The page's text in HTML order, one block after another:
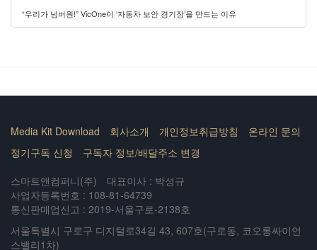
“우리가 넘버원!” VicOne이 ‘자동차 보안 경기장’을 만드는 이유
Media Kit Download 회사소개 개인정보취급방침
온라인 문의
정기구독 신청
구독자 정보/배달주소 변경
스마트앤컴퍼니(주)
대표이사 : 박성규
사업자등록번호 : 108-81-64739
통신판매업신고 : 2019-서울구로-2138호
서울특별시 구로구 디지털로34길 43, 607호(구로동, 코오롱싸이언
스밸리1차)